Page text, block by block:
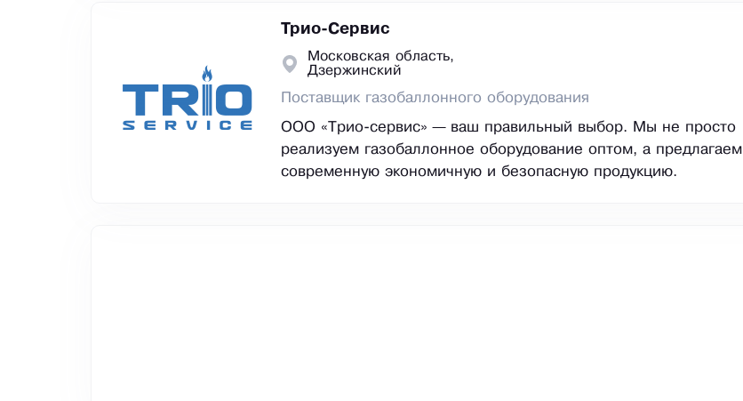
Трио-Сервис
Московская область,
Дзержинский
Поставщик газобаллонного оборудования
ООО «Трио-сервис» — ваш правильный выбор. Мы не просто
реализуем газобаллонное оборудование оптом, а предлагаем
современную экономичную и безопасную продукцию.